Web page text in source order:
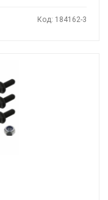
Код: 184162-3